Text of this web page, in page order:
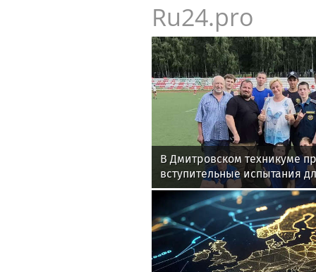
Ru24.pro
В Дмитровском техникуме
вступительные испытания